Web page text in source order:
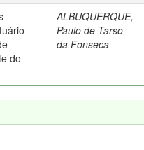
do
ALBUQUERQUE,
Paulo de Tarso
da Fonseca